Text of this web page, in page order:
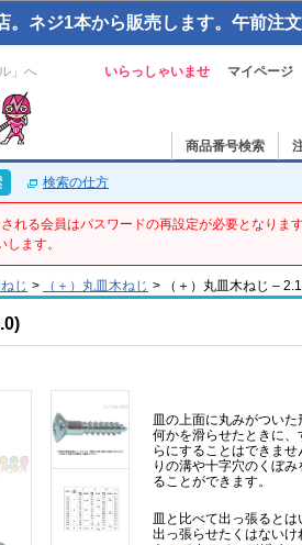
。ネジ1本から販売します。午前注
」へ いらっしゃいませ マイページ
商品番号検索
検索の仕方
る会員はパスワードの再設定が必要となります
ます。
じ > （＋）丸皿木ねじ > （＋）丸皿木ねじ –
皿の上面に丸みがつい
何かを滑らせたときに
らにすることはできま
りの溝や十字穴のくぼ
ることができます。
皿と比べて出っ張ると
出っ張らせたくはない